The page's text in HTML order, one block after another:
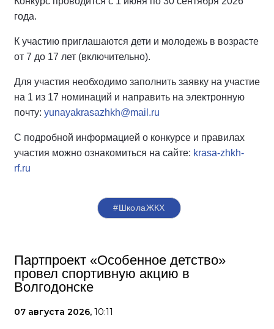
года.
К участию приглашаются дети и молодежь в возрасте
от 7 до 17 лет (включительно).
Для участия необходимо заполнить заявку на участие
на 1 из 17 номинаций и направить на электронную
почту: yunayakrasazhkh@mail.ru
С подробной информацией о конкурсе и правилах
участия можно ознакомиться на сайте: krasa-zhkh-
rf.ru
#ШколаЖКХ
Партпроект «Особенное детство»
провел спортивную акцию в
Волгодонске
07 августа 2026, 10:11